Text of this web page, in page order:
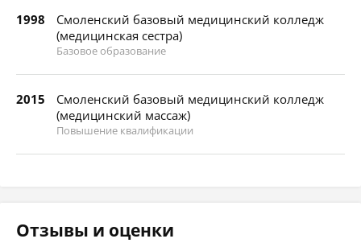
1998
Смоленский базовый медицинский колледж
(медицинская сестра)
Базовое образование
2015
Смоленский базовый медицинский колледж
(медицинский массаж)
Повышение квалификации
Отзывы и оценки